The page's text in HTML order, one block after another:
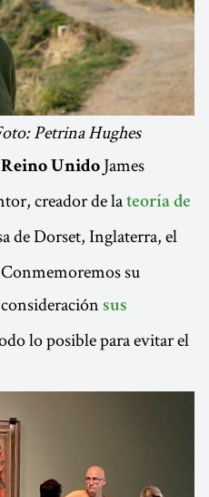
Petrina Hughes
Unido James
creador de la teoría de
de Dorset, Inglaterra, el
su
sus
lo posible para evitar el